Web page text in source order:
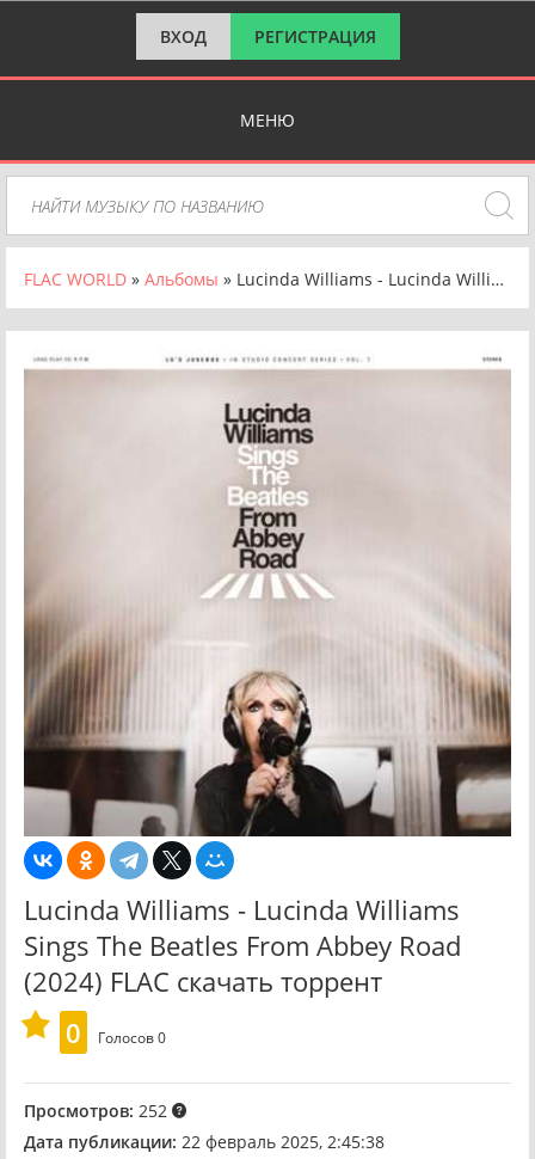
ВХОД РЕГИСТРАЦИЯ
МЕНЮ
FLAC WORLD » Альбомы » Lucinda Williams - Lucinda Williams Sings The Beatles From Abbey Road [24-bit Hi-Res] (2024) FLAC
Lucinda Williams - Lucinda Williams
Sings The Beatles From Abbey Road
(2024) FLAC скачать торрент
0
Голосов0
Просмотров: 252
Дата публикации: 22 февраль 2025, 2:45:38